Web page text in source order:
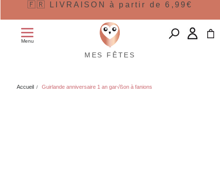
🇫🇷 LIVRAISON à partir de 6,99€
Menu
MES FÊTES
Accueil Guirlande anniversaire 1 an gar√ßon à fanions